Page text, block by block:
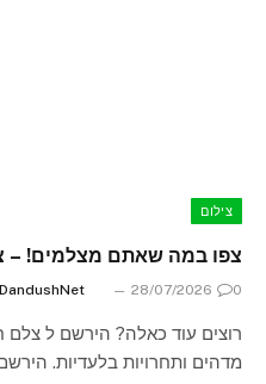
צילום
צפו במה שאתם מצלמים! –
DandushNet 28/07/2026 0
רוצים עוד כאלה? הירשם ל צלם
מדהים ותחרויות בלעדיות.